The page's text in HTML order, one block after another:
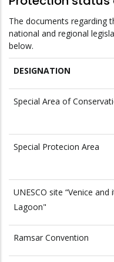
The documents regarding
national and regional
below.
DESIGNATION
Special Area of
Special Protecion Area
UNESCO site “Venice and
Lagoon"
Ramsar Convention